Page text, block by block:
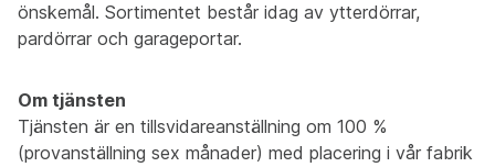
önskemål. Sortimentet består idag av ytterdörrar,
pardörrar och garageportar.
Om tjänsten
Tjänsten är en tillsvidareanställning om 100 %
(provanställning sex månader) med placering i vår fabrik